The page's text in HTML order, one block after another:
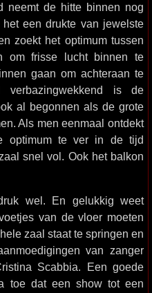
neemt de hitte binnen nog
een drukte van jewelste
zoekt het optimum tussen
om frisse lucht binnen te
gaan om achteraan te
verbazingwekkend is de
al begonnen als de grote
Als men eenmaal ontdekt
optimum te ver in de tijd
snel vol. Ook het balkon
wel. En gelukkig weet
van de vloer moeten
zaal staat te springen en
van zanger
Scabbia. Een goede
toe dat een show tot een